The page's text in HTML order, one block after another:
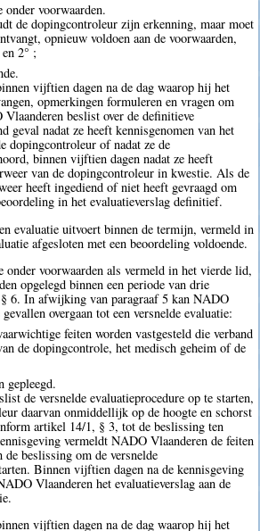
onder voorwaarden.
de dopingcontroleur zijn erkenning, maar moet
opnieuw voldoen aan de voorwaarden,
2° ;
vijftien dagen na de dag waarop hij het
opmerkingen formuleren en vragen om
beslist over de definitieve
geval nadat ze heeft kennisgenomen van het
dopingcontroleur of nadat ze de
binnen vijftien dagen nadat ze heeft
van de dopingcontroleur in kwestie. Als de
heeft ingediend of niet heeft gevraagd om
in het evaluatieverslag definitief.
evaluatie uitvoert binnen de termijn, vermeld in
afgesloten met een beoordeling voldoende.
onder voorwaarden als vermeld in het vierde lid,
opgelegd binnen een periode van drie
§ 6. In afwijking van paragraaf 5 kan NADO
overgaan tot een versnelde evaluatie:
feiten worden vastgesteld die verband
de dopingcontrole, het medisch geheim of de
gepleegd.
de versnelde evaluatieprocedure op te starten,
daarvan onmiddellijk op de hoogte en schorst
artikel 14/1, § 3, tot de beslissing ten
vermeldt NADO Vlaanderen de feiten
de beslissing om de versnelde
Binnen vijftien dagen na de kennisgeving
Vlaanderen het evaluatieverslag aan de
vijftien dagen na de dag waarop hij het